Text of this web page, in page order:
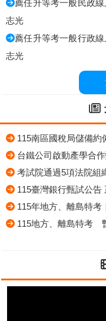
薦任升等考一般民政
志光
薦任升等考一般行政
志光
115南區國稅局儲備約
台鐵公司啟動產學合
考試院通過5項法院
115臺灣銀行甄試公告
115年地方、離島特考
115地方、離島特考